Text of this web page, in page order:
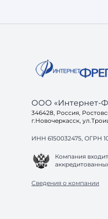
готов ли ваш са
ООО «Интернет-
346428, Россия,
г.Новочеркасск,
ИНН 6150032475, ОГРН
Компания
Сведения о компании